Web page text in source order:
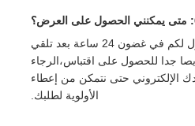
ج6: نحن عادة ما نقول لكم في غضون 24 ساعة بعد تلقي
جدا للحصول على اقتباس،الرجاء
الإلكتروني حتى نتمكن من إعطاء
الأولوية لطلبك.